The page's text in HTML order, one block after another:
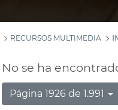
RECURSOS MULTIMEDIA
No se ha
Página 1926 de 1.991